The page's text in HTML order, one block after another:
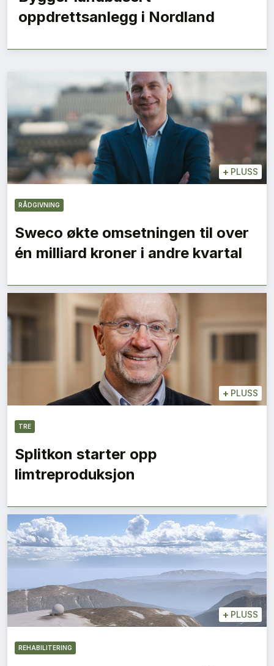
oppdrettsanlegg i Nordland
+ PLUSS
RÅDGIVNING
Sweco økte omsetningen til over
én milliard kroner i andre kvartal
+ PLUSS
TRE
Splitkon starter opp
limtreproduksjon
+ PLUSS
REHABILITERING